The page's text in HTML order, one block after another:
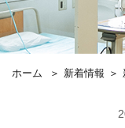
ホーム ＞ 新着情報 ＞